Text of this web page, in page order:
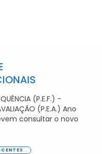
(P.E.F.) -
(P.E.A.) Ano
consultar o novo